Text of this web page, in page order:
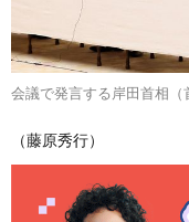
会議で発言する岸田首相（
（藤原秀行）